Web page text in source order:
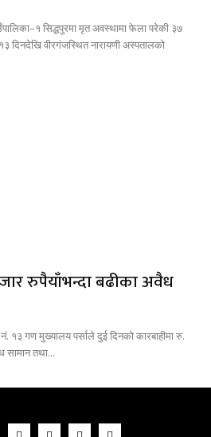
सिद्धपुरमा मृत अवस्थामा फेला परेकी ३७
दिनदेखि वीरगंजस्थित नारायणी अस्पतालको
रुपैयाँभन्दा बढीका अवैध
१३ गण मुख्यालय पर्साले दुई दिनको कारबाहीमा रु.
सामान तथा...